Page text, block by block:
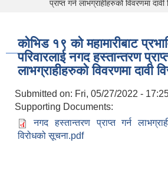
प्राप्त गर्न लाभग्राहीहरुको विवरणमा
कोभिड १९ को महामारीबाट
परिवारलाई नगद हस्तान्तरण
लाभग्राहीहरुको विवरणमा दावी
Submitted on: Fri, 05/27/2022 -
Supporting Documents:
नगद हस्तान्तरण प्राप्त गर्न
विरोधको सूचना.pdf